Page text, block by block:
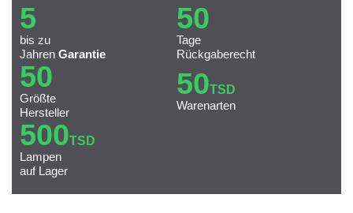
5
bis zu
Jahren Garantie
50
Tage
Rückgaberecht
50
Größte
Hersteller
50TSD
Warenarten
500TSD
Lampen
auf Lager